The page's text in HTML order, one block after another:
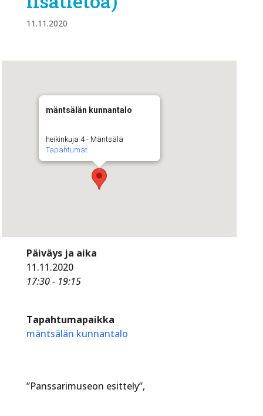
11.11.2020
mäntsälän kunnantalo
heikinkuja 4 - Mäntsälä
Tapahtumat
Päiväys ja aika
11.11.2020
17:30 - 19:15
Tapahtumapaikka
mäntsälän kunnantalo
”Panssarimuseon esittely”,